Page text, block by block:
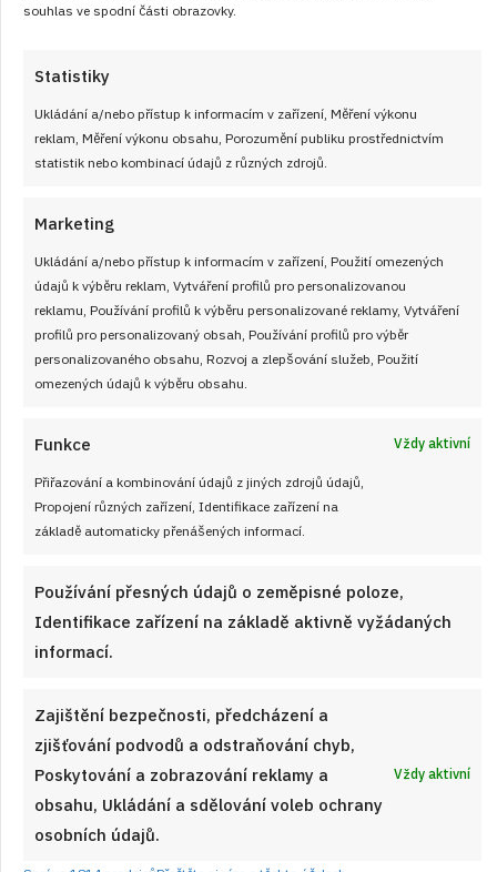
souhlas ve spodní části obrazovky.
Statistiky
Ukládání a/nebo přístup k informacím v zařízení, Měření výkonu
reklam, Měření výkonu obsahu, Porozumění publiku prostřednictvím
statistik nebo kombinací údajů z různých zdrojů.
Marketing
Ukládání a/nebo přístup k informacím v zařízení, Použití omezených
údajů k výběru reklam, Vytváření profilů pro personalizovanou
reklamu, Používání profilů k výběru personalizované reklamy, Vytváření
profilů pro personalizovaný obsah, Používání profilů pro výběr
personalizovaného obsahu, Rozvoj a zlepšování služeb, Použití
omezených údajů k výběru obsahu.
Funkce Vždy aktivní
Přiřazování a kombinování údajů z jiných zdrojů údajů,
Propojení různých zařízení, Identifikace zařízení na
základě automaticky přenášených informací.
Používání přesných údajů o zeměpisné poloze,
Identifikace zařízení na základě aktivně vyžádaných
informací.
Zajištění bezpečnosti, předcházení a
zjišťování podvodů a odstraňování chyb,
Poskytování a zobrazování reklamy a
obsahu, Ukládání a sdělování voleb ochrany
osobních údajů.
Vždy aktivní
11. 2. 2026
Budapešťská roláda: Sladká a lehká jako
obláček s mandarinkami a mandlemi
Roláda je disciplína, kterou si můžete vyzdobit podle sebe.
vypadá, ale samozřejmě také skvěle chutná.
ČÍST RECEPT
Právě jsme uvařili